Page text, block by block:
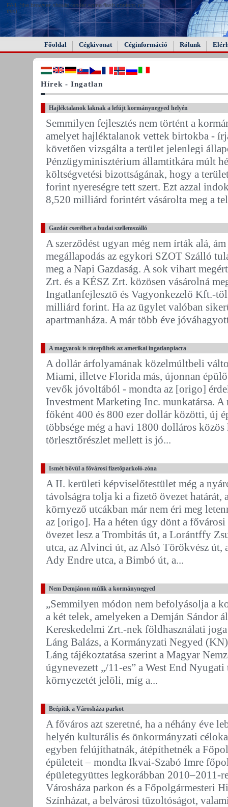
FAIL (the browser should render some flash content, not
this).
Főoldal Cégkivonat Céginformáció Rólunk
Hírek - Ingatlan
Hajléktalanok laknak a lefújt kormánynegyed helyén
Semmilyen fejlesztés nem történt a
amelyet hajléktalanok vettek birtokba -
követően vizsgálta a terület jelenlegi
Pénzügyminisztérium államtitkára múlt
költségvetési bizottságának, hogy a
forint nyereségre tett szert. Ezt azzal
8,520 milliárd forintért vásárolta meg a
Gazdát cserélhet a budai szellemszálló
A szerződést ugyan még nem írták alá,
megállapodás az egykori SZOT Szálló
meg a Napi Gazdaság. A sok vihart
Zrt. és a KÉSZ Zrt. közösen vásárolná
Ingatlanfejlesztő és Vagyonkezelő Kft.-
milliárd forint. Ha az ügylet valóban
apartmanháza. A már több éve
A magyarok is rárepültek az amerikai ingatlanpiacra
A dollár árfolyamának közelmúltbeli
Miami, illetve Florida más, újonnan
vevők jóvoltából - mondta az [origo]
Investment Marketing Inc. munkatársa.
főként 400 és 800 ezer dollár közötti, új
többsége még a havi 1800 dolláros
törlesztőrészlet mellett is jó...
Ismét bővül a fővárosi fizetőparkoló-zóna
A II. kerületi képviselőtestület még a
távolságra tolja ki a fizető övezet határát,
környező utcákban már nem éri meg
az [origo]. Ha a héten úgy dönt a
övezet lesz a Trombitás út, a Lorántffy
utca, az Alvinci út, az Alsó Törökvész út,
Ady Endre utca, a Bimbó út, a...
Nem Demjánon múlik a kormánynegyed
„Semmilyen módon nem befolyásolja a
a két telek, amelyeken a Demján Sándor
Kereskedelmi Zrt.-nek földhasználati
Láng Balázs, a Kormányzati Negyed
Láng tájékoztatása szerint a Magyar
úgynevezett „/11-es” a West End
környezetét jelöli, míg a...
Beépítik a Városháza parkot
A főváros azt szeretné, ha a néhány éve
helyén kulturális és önkormányzati
egyben felújíthatnák, átépíthetnék a
épületeit – mondta Ikvai-Szabó Imre
épületegyüttes legkorábban 2010–2011-
Városháza parkon és a Főpolgármesteri
Színházat, a belvárosi tűzoltóságot,